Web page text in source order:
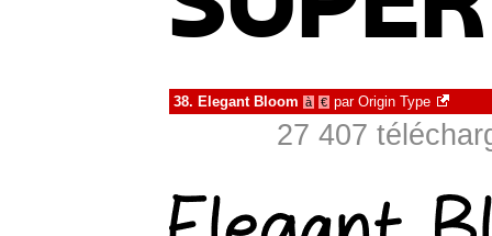
38. Elegant Bloom à € par Origin Type
27 407